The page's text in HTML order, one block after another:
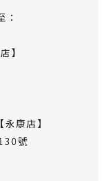
：
】
康店】
號